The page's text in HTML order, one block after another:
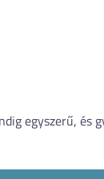
egyszerű, és